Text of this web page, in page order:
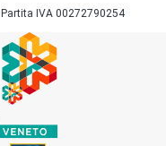
IVA 00272790254